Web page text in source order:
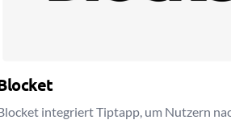
integriert Tiptapp, um Nutzern